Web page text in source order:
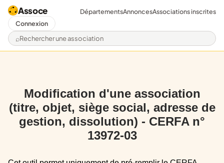
Assoce
Rechercher une association
DépartementsAnnoncesAssociations inscrites
Connexion
Modification d'une association
(titre, objet, siège social, adresse de
gestion, dissolution) - CERFA n°
13972-03